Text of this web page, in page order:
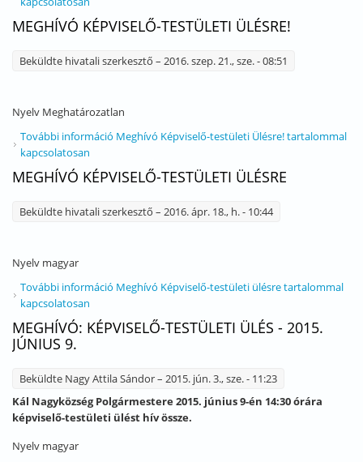
MEGHÍVÓ KÉPVISELŐ-TESTÜLETI ÜLÉSRE!
Beküldte hivatali szerkesztő – 2016. szep. 21., sze. - 08:51
Nyelv Meghatározatlan
További információ Meghívó Képviselő-testületi Ülésre! tartalommal
kapcsolatosan
MEGHÍVÓ KÉPVISELŐ-TESTÜLETI ÜLÉSRE
Beküldte hivatali szerkesztő – 2016. ápr. 18., h. - 10:44
Nyelv magyar
További információ Meghívó Képviselő-testületi ülésre tartalommal
kapcsolatosan
MEGHÍVÓ: KÉPVISELŐ-TESTÜLETI ÜLÉS - 2015.
JÚNIUS 9.
Beküldte Nagy Attila Sándor– 2015. jún. 3., sze. - 11:23
Kál Nagyközség Polgármestere 2015. június 9-én 14:30 órára
képviselő-testületi ülést hív össze.
Nyelv magyar